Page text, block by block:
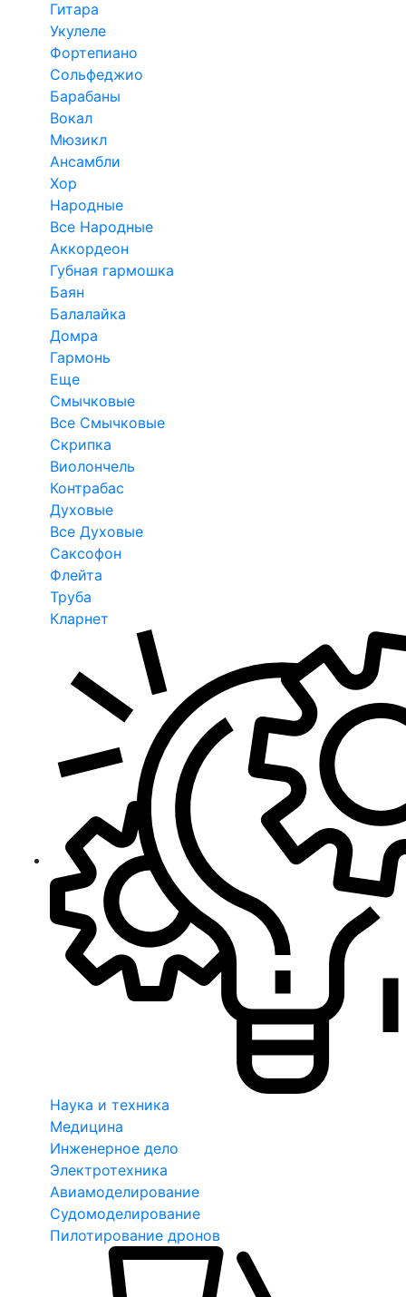
Гитара
Укулеле
Фортепиано
Сольфеджио
Барабаны
Вокал
Мюзикл
Ансамбли
Хор
Народные
Все Народные
Аккордеон
Губная гармошка
Баян
Балалайка
Домра
Гармонь
Еще
Смычковые
Все Смычковые
Скрипка
Виолончель
Контрабас
Духовые
Все Духовые
Саксофон
Флейта
Труба
Кларнет
Наука и техника
Медицина
Инженерное дело
Электротехника
Авиамоделирование
Судомоделирование
Пилотирование дронов